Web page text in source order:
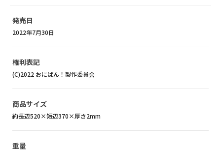
発売日
2022年7月30日
権利表記
(C)2022 おにぱん！製作委員会
商品サイズ
約長辺520×短辺370×厚さ2mm
重量